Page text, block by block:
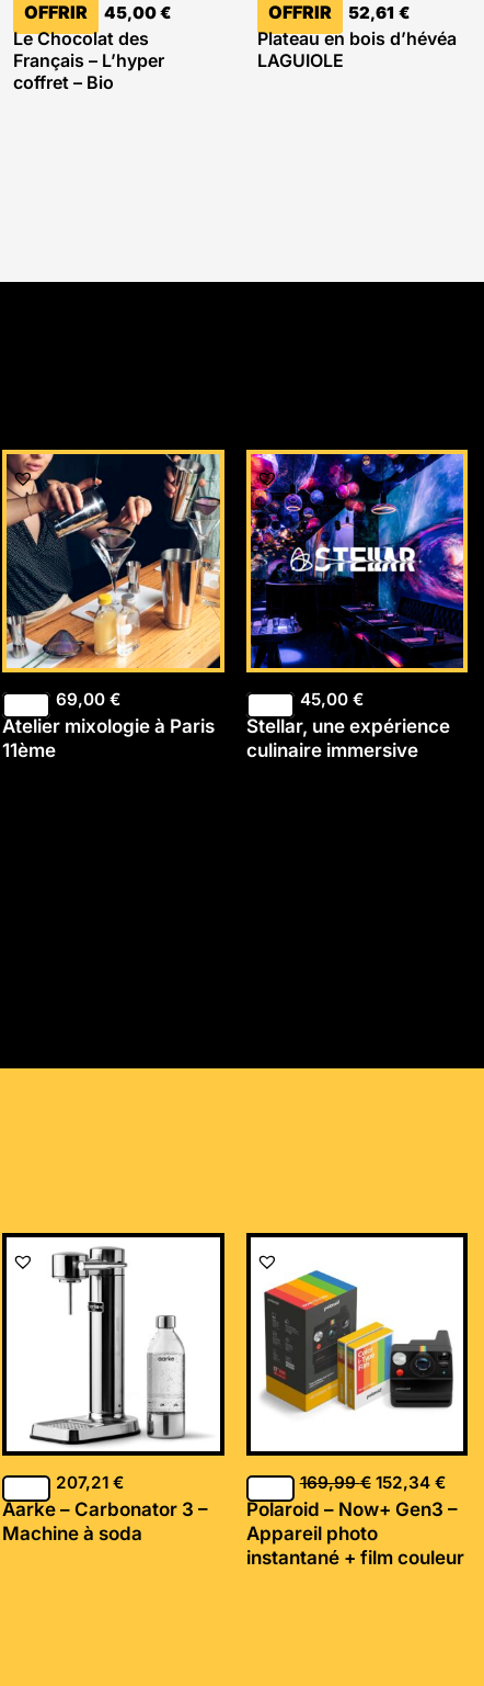
OFFRIR 45,00€
Le Chocolat des
Français – L’hyper
coffret – Bio
OFFRIR 52,61 €
Plateau en bois d’hévéa
LAGUIOLE
69,00€
Atelier mixologie à Paris
11ème
45,00 €
Stellar, une expérience
culinaire immersive
207,21€
Aarke – Carbonator 3 –
Machine à soda
169,99€
Le
169,99 €.
152,34 €
Le
Polaroid – Now+ Gen3 –
Appareil photo
instantané + film couleur